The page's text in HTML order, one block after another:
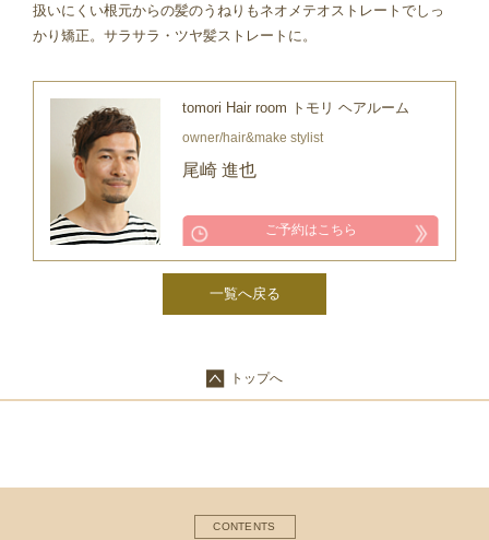
扱いにくい根元からの髪のうねりもネオメテオストレートでしっ
かり矯正。サラサラ・ツヤ髪ストレートに。
tomori Hair room トモリ ヘアルーム
owner/hair&make stylist
尾崎 進也
ご予約はこちら
一覧へ戻る
トップへ
CONTENTS